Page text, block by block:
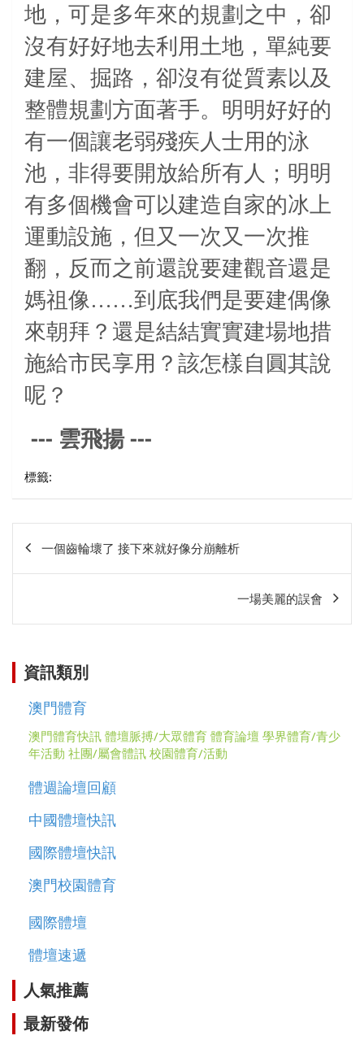
地，可是多年來的規劃之中，卻
沒有好好地去利用土地，單純要
建屋、掘路，卻沒有從質素以及
整體規劃方面著手。明明好好的
有一個讓老弱殘疾人士用的泳
池，非得要開放給所有人；明明
有多個機會可以建造自家的冰上
運動設施，但又一次又一次推
翻，反而之前還說要建觀音還是
媽祖像……到底我們是要建偶像
來朝拜？還是結結實實建場地措
施給市民享用？該怎樣自圓其說
呢？
--- 雲飛揚---
標籤:
章
一個齒輪壞了 接下來就好像分崩離析
一場美麗的誤會
資訊類別
澳門體育
澳門體育快訊 體壇脈搏/大眾體育 體育論壇 學界體育/青少
年活動 社團/屬會體訊 校園體育/活動
體週論壇回顧
中國體壇快訊
國際體壇快訊
澳門校園體育
國際體壇
體壇速遞
人氣推薦
最新發佈